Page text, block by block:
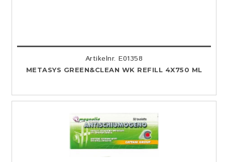
Artikelnr. E01358
METASYS GREEN&CLEAN WK REFILL 4X750 ML